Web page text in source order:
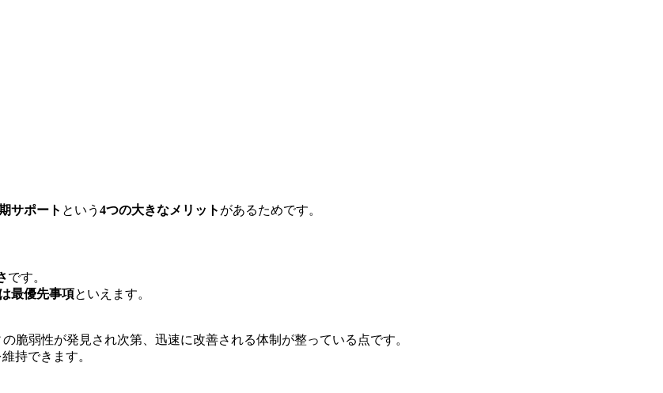
サポート という 4つの大きなメリット があるためです。
です。
最優先事項といえます。
脆弱性が発見され次第、迅速に改善される体制が整っている点です。
持できます。